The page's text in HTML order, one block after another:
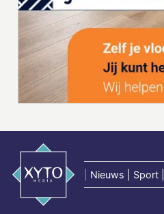
Nieuws | Sport